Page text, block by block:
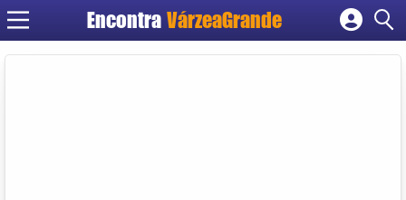
Encontra VárzeaGrande
Cadastrar empresa